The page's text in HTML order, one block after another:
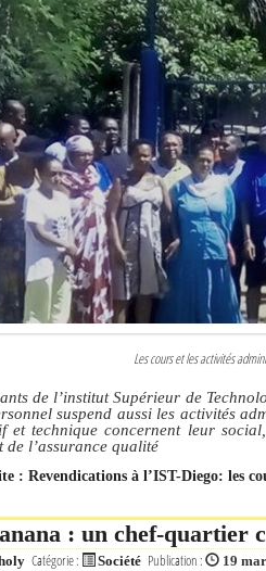
Les cours et les activités
de l’institut Supérieur de
suspend aussi les activités
et technique concernent leur
de l’assurance qualité
: Revendications à l’IST-Diego: les
: un chef-quartier
Catégorie : Société Publication : 19